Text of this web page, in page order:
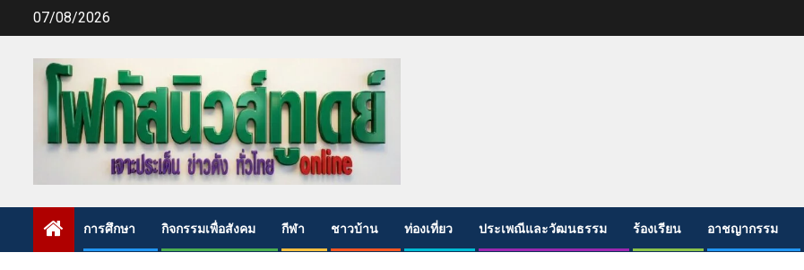
07/08/2026
การศึกษา กิจกรรมเพื่อสังคม กีฬา ชาวบ้าน ท่องเที่ยว ประเพณีและวัฒนธรรม ร้องเรียน อาชญากรรม